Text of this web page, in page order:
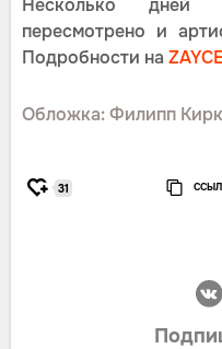
пересмотрено и
Подробности на
Обложка: Филипп
31